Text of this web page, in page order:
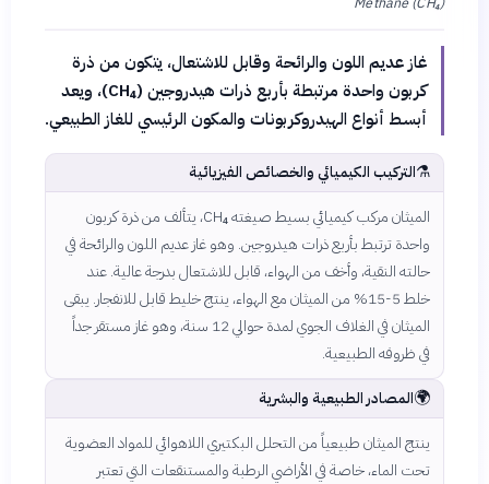
غاز عديم اللون والرائحة وقابل للاشتعال، يتكون من ذرة
كربون واحدة مرتبطة بأربع ذرات هيدروجين (CH₄)، ويعد
أبسط أنواع الهيدروكربونات والمكون الرئيسي للغاز الطبيعي.
⚗️التركيب الكيميائي والخصائص الفيزيائية
الميثان مركب كيميائي بسيط صيغته CH₄، يتألف من ذرة كربون
واحدة ترتبط بأربع ذرات هيدروجين. وهو غاز عديم اللون والرائحة في
حالته النقية، وأخف من الهواء، قابل للاشتعال بدرجة عالية. عند
خلط 5-15% من الميثان مع الهواء، ينتج خليط قابل للانفجار. يبقى
الميثان في الغلاف الجوي لمدة حوالي 12 سنة، وهو غاز مستقر جداً
في ظروفه الطبيعية.
🌍المصادر الطبيعية والبشرية
ينتج الميثان طبيعياً من التحلل البكتيري اللاهوائي للمواد العضوية
تحت الماء، خاصة في الأراضي الرطبة والمستنقعات التي تعتبر